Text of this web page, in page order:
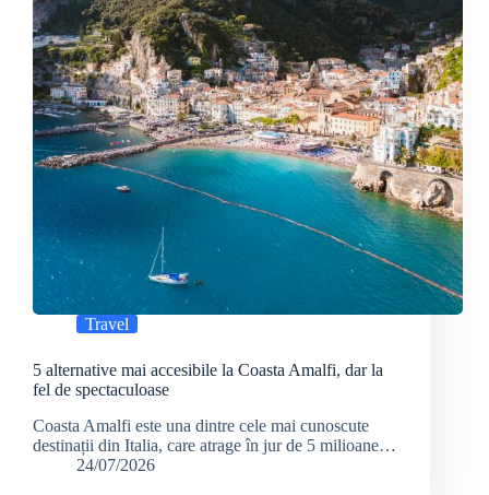
Travel
5 alternative mai accesibile la Coasta Amalfi, dar la
fel de spectaculoase
Coasta Amalfi este una dintre cele mai cunoscute
destinații din Italia, care atrage în jur de 5 milioane…
24/07/2026